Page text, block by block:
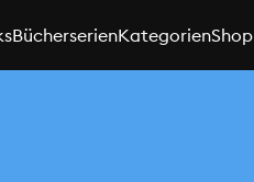
BücherserienKategorienShop